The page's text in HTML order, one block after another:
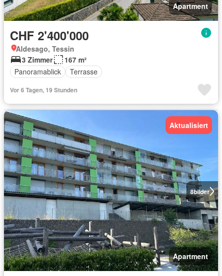
Apartment
CHF 2'400'000
Aldesago, Tessin
3 Zimmer
167 m²
Panoramablick
Terrasse
Vor 6 Tagen, 19 Stunden
8bilder
Aktualisiert
Apartment